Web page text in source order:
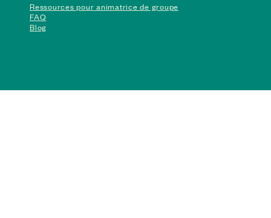
Ressources pour animatrice de groupe
FAQ
Blog